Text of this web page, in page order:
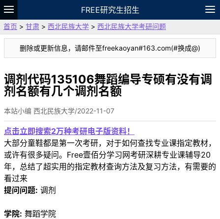
FREE研究生招生
题库
故事 专题 APP 笔记
论坛
VIP
资料
首页 > 甘肃 > 西北民族大学 > 西北民族大学考研问题
删除或更新信息，请邮件至freekaoyan#163.com(#换成@)
调剂代码135106舞蹈编导专硕有没有调
剂名额有几个调剂名额
本站小编 西北民族大学/2022-11-07
点击立即搜索2万种考研电子版资料！
大部分童鞋都是第一次考研，对于如何查找专业课指定教材，
或许有很多疑问。Free壹佰分学习网考研深耕专业课辅导20
年，总结了超实用的指定教材查询方法及复习方法，有需要的
看过来
提问问题: 调剂
学院: 舞蹈学院